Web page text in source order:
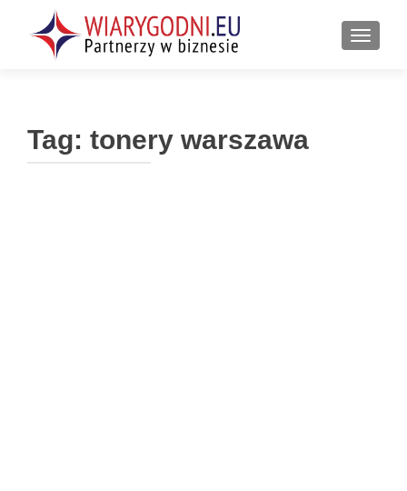
Tag: tonery warszawa